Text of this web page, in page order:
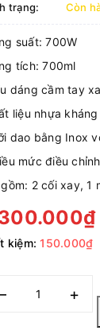
trạng:
Còn
suất: 700W
tích: 700ml
dáng cầm tay
liệu nhựa
dao bằng Inox
mức điều
gồm: 2 cối xay, 1
kiệm:150.000₫
+